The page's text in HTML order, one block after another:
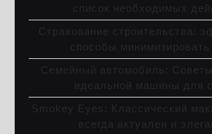
список необходимых
Страхование строительства:
способы минимизировать
Семейный автомобиль:
идеальной машины для
Smokey Eyes: Классический
всегда актуален и